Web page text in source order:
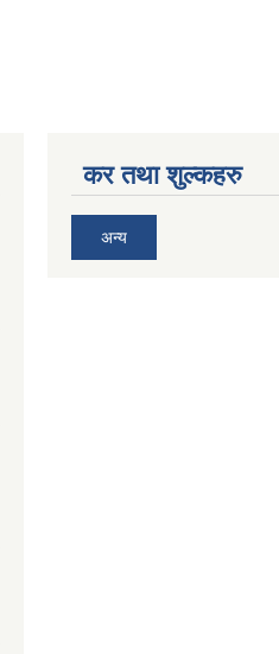
कर तथा शुल्कहरु
अन्य